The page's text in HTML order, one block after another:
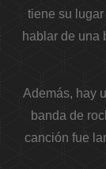
tiene su
hablar de una
Además, hay
banda de
canción fue